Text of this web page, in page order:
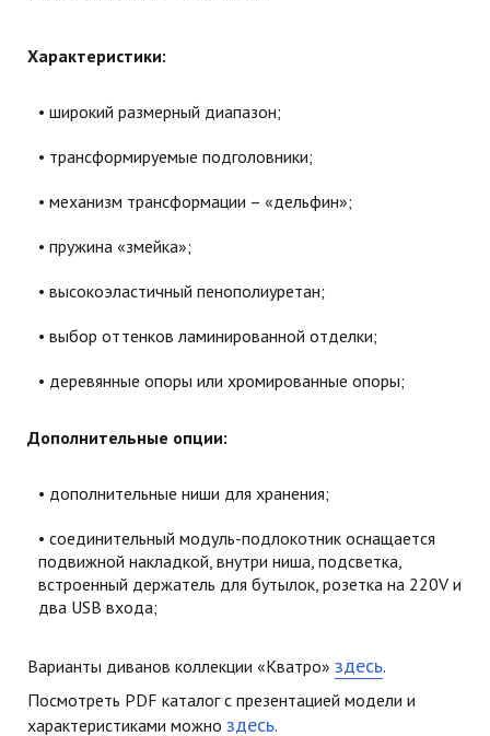
Характеристики:
широкий размерный диапазон;
трансформируемые подголовники;
механизм трансформации – «дельфин»;
пружина «змейка»;
высокоэластичный пенополиуретан;
выбор оттенков ламинированной отделки;
деревянные опоры или хромированные опоры;
Дополнительные опции:
дополнительные ниши для хранения;
соединительный модуль-подлокотник оснащается
подвижной накладкой, внутри ниша, подсветка,
встроенный держатель для бутылок, розетка на 220V и
два USB входа;
Варианты диванов коллекции «Кватро»здесь.
Посмотреть PDF каталог с презентацией модели и
характеристиками можноздесь.